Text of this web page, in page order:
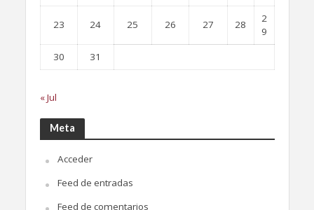
23 24 25 26 27 28
2
9
30
31
« Jul
Meta
Acceder
Feed de entradas
Feed de comentarios